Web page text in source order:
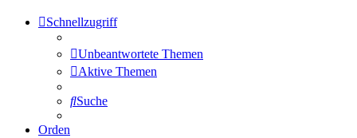
Schnellzugriff
Unbeantwortete Themen
Aktive Themen
Suche
Orden